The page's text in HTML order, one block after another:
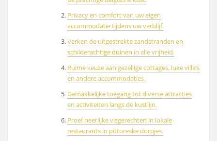
Privacy en comfort van uw eigen
accommodatie tijdens uw verblijf.
Verken de uitgestrekte zandstranden en
schilderachtige duinen in alle vrijheid.
Ruime keuze aan gezellige cottages, luxe villa’s
en andere accommodaties.
Gemakkelijke toegang tot diverse attracties
en activiteiten langs de kustlijn.
Proef heerlijke visgerechten in lokale
restaurants in pittoreske dorpjes.